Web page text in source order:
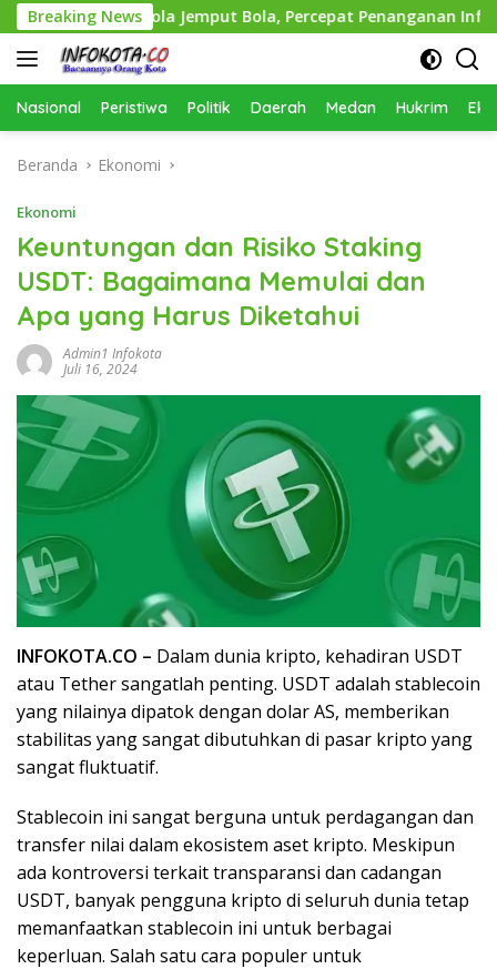
Langsung
ke
konten
Breaking News
Pola Jemput Bola, Percepat Penanganan Infrastruktur
Nasional Peristiwa Politik Daerah Medan Hukrim
Beranda Ekonomi
Ekonomi
Keuntungan dan Risiko Staking
USDT: Bagaimana Memulai dan
Apa yang Harus Diketahui
Admin1 Infokota
Juli 16, 2024
INFOKOTA.CO – Dalam dunia kripto, kehadiran USDT
atau Tether sangatlah penting. USDT adalah stablecoin
yang nilainya dipatok dengan dolar AS, memberikan
stabilitas yang sangat dibutuhkan di pasar kripto yang
sangat fluktuatif.
Stablecoin ini sangat berguna untuk perdagangan dan
transfer nilai dalam ekosistem aset kripto. Meskipun
ada kontroversi terkait transparansi dan cadangan
USDT, banyak pengguna kripto di seluruh dunia tetap
memanfaatkan stablecoin ini untuk berbagai
keperluan. Salah satu cara populer untuk